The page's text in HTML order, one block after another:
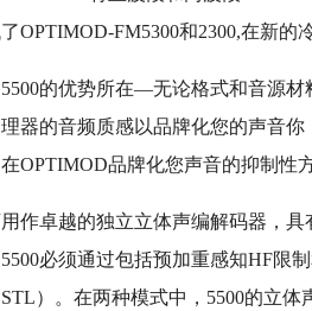
OPTIMOD-FM5300和2300,在新的
的优势所在—无论格式和音源
器的音频质感以品牌化您的声音
OPTIMOD品牌化您声音的抑制性
用作卓越的独立立体声编解码器，
必须通过包括预加重感知HF限
）。在两种模式中，5500的立